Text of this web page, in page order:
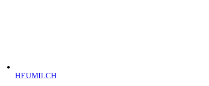
HEUMILCH